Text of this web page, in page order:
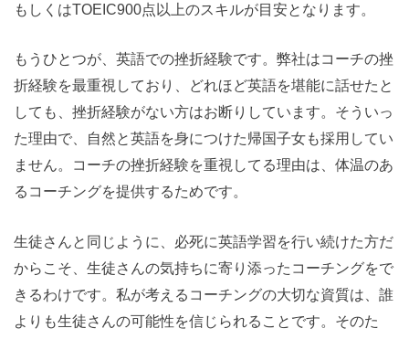
もしくはTOEIC900点以上のスキルが目安となります。
もうひとつが、英語での挫折経験です。弊社はコーチの挫
折経験を最重視しており、どれほど英語を堪能に話せたと
しても、挫折経験がない方はお断りしています。そういっ
た理由で、自然と英語を身につけた帰国子女も採用してい
ません。コーチの挫折経験を重視してる理由は、体温のあ
るコーチングを提供するためです。
生徒さんと同じように、必死に英語学習を行い続けた方だ
からこそ、生徒さんの気持ちに寄り添ったコーチングをで
きるわけです。私が考えるコーチングの大切な資質は、誰
よりも生徒さんの可能性を信じられることです。そのた